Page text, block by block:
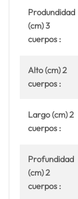
Produndidad
(cm) 3
cuerpos :
Alto (cm) 2
cuerpos :
Largo (cm) 2
cuerpos :
Profundidad
(cm) 2
cuerpos :